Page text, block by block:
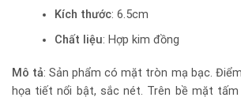
Kích thước: 6.5cm
Chất liệu: Hợp kim đồng
Mô tả: Sản phẩm có mặt tròn mạ bạc.
họa tiết nổi bật, sắc nét. Trên bề mặt tấm